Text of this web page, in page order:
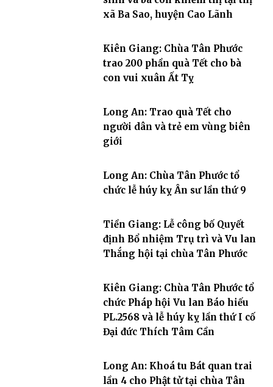
xã Ba Sao, huyện Cao Lãnh
Kiên Giang: Chùa Tân Phước
trao 200 phần quà Tết cho bà
con vui xuân Ất Tỵ
Long An: Trao quà Tết cho
người dân và trẻ em vùng biên
giới
Long An: Chùa Tân Phước tổ
chức lễ húy kỵ Ân sư lần thứ 9
Tiền Giang: Lễ công bố Quyết
định Bổ nhiệm Trụ trì và Vu lan
Thắng hội tại chùa Tân Phước
Kiên Giang: Chùa Tân Phước tổ
chức Pháp hội Vu lan Báo hiếu
PL.2568 và lễ húy kỵ lần thứ I cố
Đại đức Thích Tâm Cần
Long An: Khoá tu Bát quan trai
lần 4 cho Phật tử tại chùa Tân